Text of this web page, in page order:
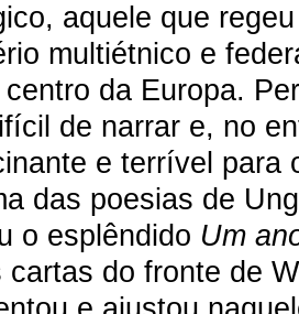
aquele que
multiétnico e
da Europa.
de narrar e, no
e terrível para
das poesias de
o esplêndido Um
cartas do fronte de